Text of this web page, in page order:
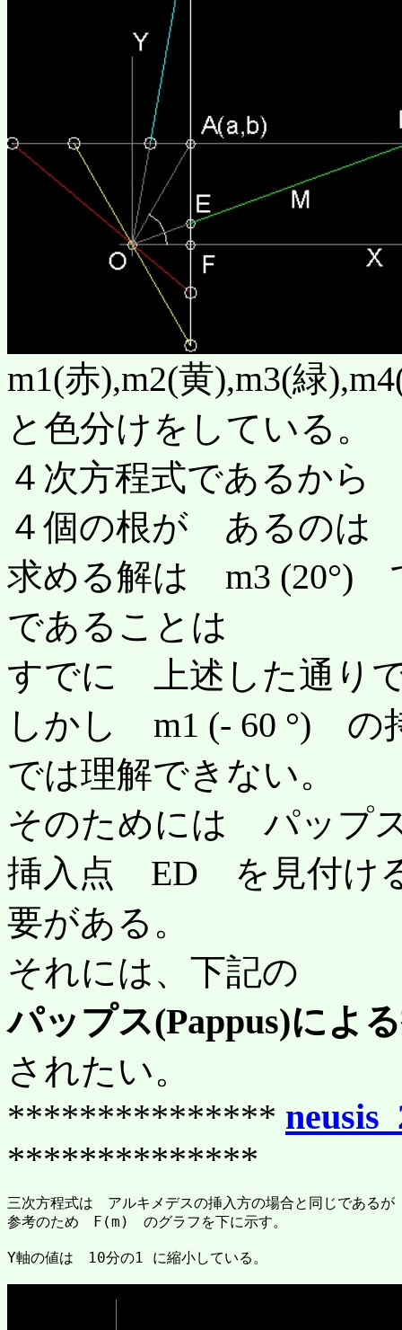
m1(赤),m2(黄),m3(緑
と色分けをしている。
４次方程式であるか
４個の根が あるのは
求める解は m3 (20°)
であることは
すでに 上述した通り
しかし m1 (- 60 °) の
では理解できない。
そのためには パップ
挿入点 ED を見付け
要がある。
それには、下記の
パップス(Pappus)によ
されたい。
***************
**************
三次方程式は　アルキメデスの挿入方の場合と同じであるが